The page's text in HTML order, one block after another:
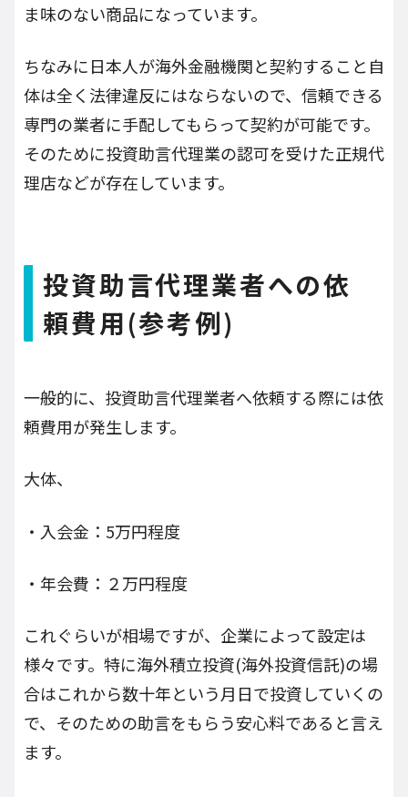
ま味のない商品になっています。
ちなみに日本人が海外金融機関と契約すること自
体は全く法律違反にはならないので、信頼できる
専門の業者に手配してもらって契約が可能です。
そのために投資助言代理業の認可を受けた正規代
理店などが存在しています。
投資助言代理業者への依
頼費用(参考例)
一般的に、投資助言代理業者へ依頼する際には依
頼費用が発生します。
大体、
・入会金：5万円程度
・年会費：２万円程度
これぐらいが相場ですが、企業によって設定は
様々です。特に海外積立投資(海外投資信託)の場
合はこれから数十年という月日で投資していくの
で、そのための助言をもらう安心料であると言え
ます。